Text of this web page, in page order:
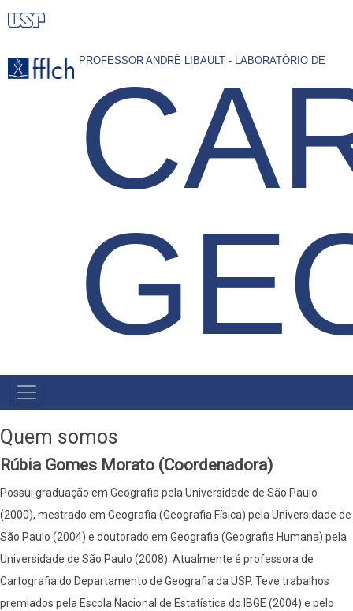
Pular
conteúdo
PROFESSOR ANDRÉ LIBAULT - LABORATÓRIO DE
MAIN
NAVIGATION
Quem somos
Rúbia Gomes Morato (Coordenadora)
Possui graduação em Geografia pela Universidade de São Paulo
(2000), mestrado em Geografia (Geografia Física) pela Universidade de
São Paulo (2004) e doutorado em Geografia (Geografia Humana) pela
Universidade de São Paulo (2008). Atualmente é professora de
Cartografia do Departamento de Geografia da USP. Teve trabalhos
premiados pela Escola Nacional de Estatística do IBGE (2004) e pelo